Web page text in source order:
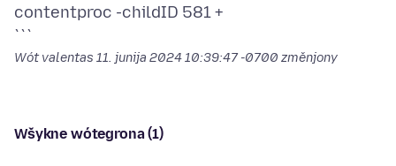
contentproc -childID 581 +
Wót valentas 11. junija 2024 10:39:47 -0700 změnjony
Wšykne wótegrona (1)